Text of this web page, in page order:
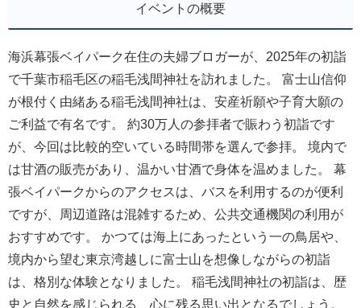
イベントの概要
海浜幕張ベイパーク在住の夫婦ブロガーが、2025年の初詣
で千葉市稲毛区の稲毛浅間神社を訪れました。 富士山信仰
が根付く由緒ある稲毛浅間神社は、安産祈願や子育大願の
ご利益で有名です。 約30万人の参拝者で賑わう初詣です
が、今回は比較的空いている時間帯を選んで参拝。 境内で
は甘酒の販売があり、温かい甘酒で身体を温めました。 幕
張ベイパークからのアクセスは、バスを利用するのが便利
ですが、周辺道路は混雑するため、公共交通機関の利用が
おすすめです。 かつては海上にあったという一の鳥居や、
境内から望む東京湾越しに富士山を想像しながらの初詣
は、格別な体験となりました。 稲毛浅間神社の初詣は、歴
史と自然を感じられる、心に残る思い出となるでしょう。